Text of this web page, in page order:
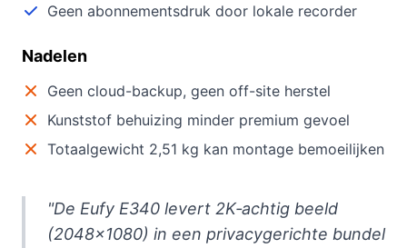
Geen abonnementsdruk door lokale recorder
Nadelen
Geen cloud-backup, geen off-site herstel
Kunststof behuizing minder premium gevoel
Totaalgewicht 2,51 kg kan montage bemoeilijken
"De Eufy E340 levert 2K‑achtig beeld
(2048×1080) in een privacygerichte bundel